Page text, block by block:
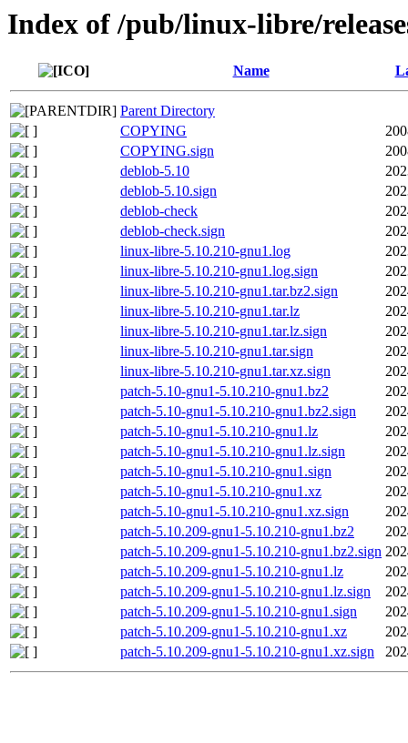
Index of /pub/linux-libre/
Name
Parent Directory
COPYING
COPYING.sign
deblob-5.10
deblob-5.10.sign
deblob-check
deblob-check.sign
linux-libre-5.10.210-gnu1.log
linux-libre-5.10.210-gnu1.log.sign
linux-libre-5.10.210-gnu1.tar.bz2.sign
linux-libre-5.10.210-gnu1.tar.lz
linux-libre-5.10.210-gnu1.tar.lz.sign
linux-libre-5.10.210-gnu1.tar.sign
linux-libre-5.10.210-gnu1.tar.xz.sign
patch-5.10-gnu1-5.10.210-gnu1.bz2
patch-5.10-gnu1-5.10.210-gnu1.bz2.sign
patch-5.10-gnu1-5.10.210-gnu1.lz
patch-5.10-gnu1-5.10.210-gnu1.lz.sign
patch-5.10-gnu1-5.10.210-gnu1.sign
patch-5.10-gnu1-5.10.210-gnu1.xz
patch-5.10-gnu1-5.10.210-gnu1.xz.sign
patch-5.10.209-gnu1-5.10.210-gnu1.bz2
patch-5.10.209-gnu1-5.10.210-gnu1.bz2.sign
patch-5.10.209-gnu1-5.10.210-gnu1.lz
patch-5.10.209-gnu1-5.10.210-gnu1.lz.sign
patch-5.10.209-gnu1-5.10.210-gnu1.sign
patch-5.10.209-gnu1-5.10.210-gnu1.xz
patch-5.10.209-gnu1-5.10.210-gnu1.xz.sign